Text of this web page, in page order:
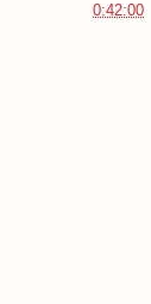
0:42:00